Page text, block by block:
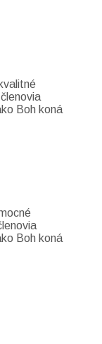
Boh koná
Boh koná